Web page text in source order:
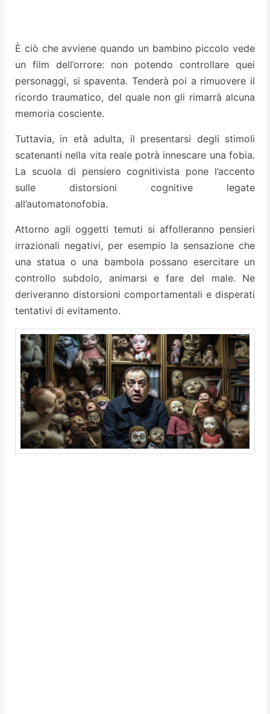
È ciò che avviene quando un bambino piccolo vede
un film dell’orrore: non potendo controllare quei
personaggi, si spaventa. Tenderà poi a rimuovere il
ricordo traumatico, del quale non gli rimarrà alcuna
memoria cosciente.
Tuttavia, in età adulta, il presentarsi degli stimoli
scatenanti nella vita reale potrà innescare una fobia.
La scuola di pensiero cognitivista pone l’accento
sulle distorsioni cognitive legate
all’automatonofobia.
Attorno agli oggetti temuti si affolleranno pensieri
irrazionali negativi, per esempio la sensazione che
una statua o una bambola possano esercitare un
controllo subdolo, animarsi e fare del male. Ne
deriveranno distorsioni comportamentali e disperati
tentativi di evitamento.